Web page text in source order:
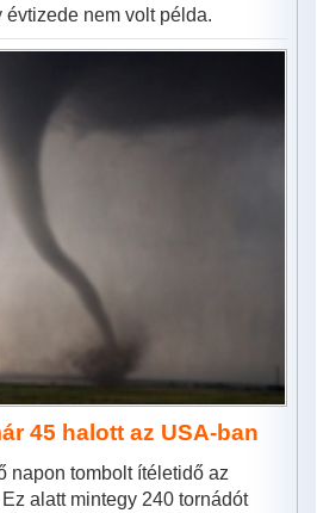
nem volt példa.
45 halott az USA-ban
napon tombolt ítéletidő az
alatt mintegy 240 tornádót